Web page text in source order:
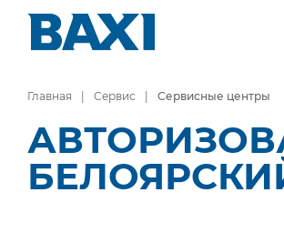
Главная Сервис Сервисные центры